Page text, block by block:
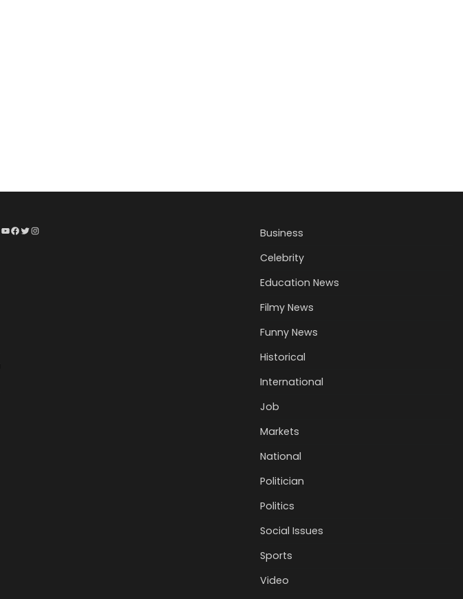
YouTube
Facebook
Twitter
Instagram
Business
Celebrity
Education News
Filmy News
Funny News
Historical
International
Job
Markets
National
Politician
Politics
Social Issues
Sports
Video